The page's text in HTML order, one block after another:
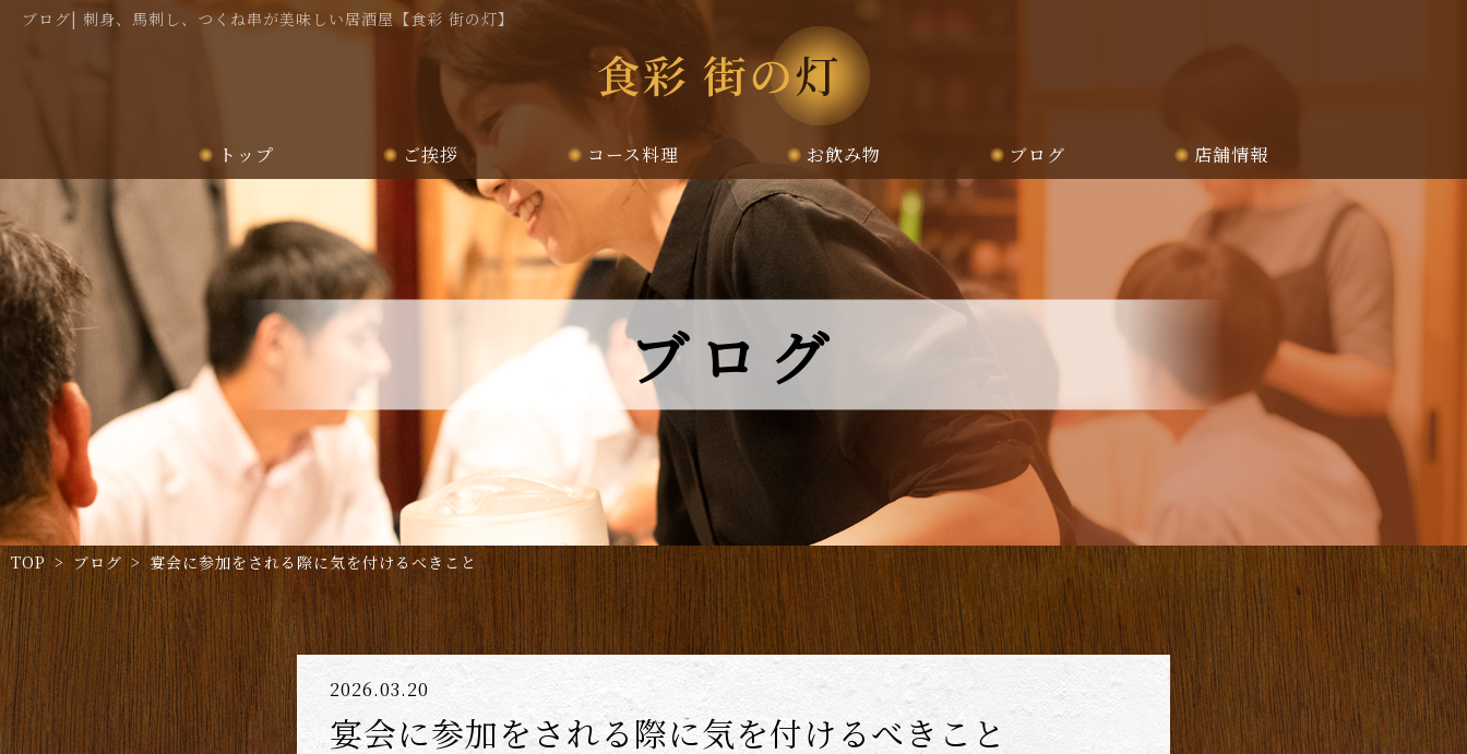
ブログ| 刺身、馬刺し、つくね串が美味しい居酒屋【食彩 街の灯】
トップ ご挨拶 コース料理 お飲み物 ブログ 店舗情報
ブログ
TOP > ブログ > 宴会に参加をされる際に気を付けるべきこと
2026.03.20
宴会に参加をされる際に気を付けるべきこと